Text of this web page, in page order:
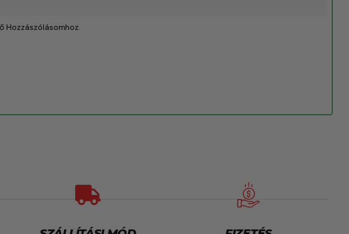
Hozzászólásomhoz.